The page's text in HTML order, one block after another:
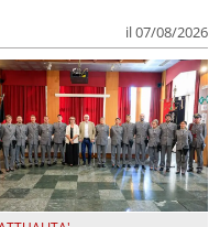
il 07/08/2026